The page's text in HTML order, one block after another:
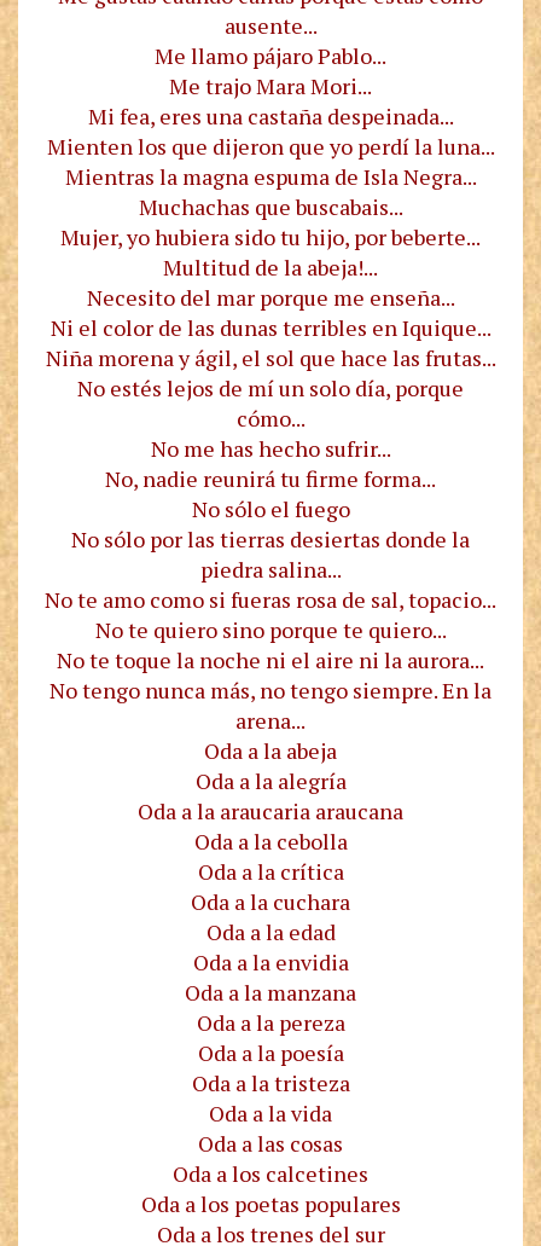
ausente...
Me llamo pájaro Pablo...
Me trajo Mara Mori...
Mi fea, eres una castaña despeinada...
Mienten los que dijeron que yo perdí la luna...
Mientras la magna espuma de Isla Negra...
Muchachas que buscabais...
Mujer, yo hubiera sido tu hijo, por beberte...
Multitud de la abeja!...
Necesito del mar porque me enseña...
Ni el color de las dunas terribles en Iquique...
Niña morena y ágil, el sol que hace las frutas...
No estés lejos de mí un solo día, porque
cómo...
No me has hecho sufrir...
No, nadie reunirá tu firme forma...
No sólo el fuego
No sólo por las tierras desiertas donde la
piedra salina...
No te amo como si fueras rosa de sal, topacio...
No te quiero sino porque te quiero...
No te toque la noche ni el aire ni la aurora...
No tengo nunca más, no tengo siempre. En la
arena...
Oda a la abeja
Oda a la alegría
Oda a la araucaria araucana
Oda a la cebolla
Oda a la crítica
Oda a la cuchara
Oda a la edad
Oda a la envidia
Oda a la manzana
Oda a la pereza
Oda a la poesía
Oda a la tristeza
Oda a la vida
Oda a las cosas
Oda a los calcetines
Oda a los poetas populares
Oda a los trenes del sur